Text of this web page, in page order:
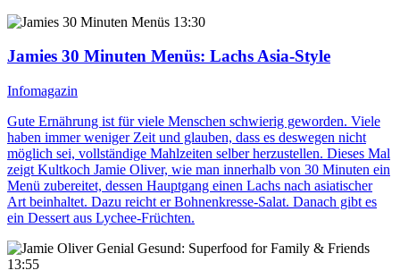
13:30
Jamies 30 Minuten Menüs: Lachs Asia-Style
Infomagazin
Gute Ernährung ist für viele Menschen schwierig geworden. Viele
haben immer weniger Zeit und glauben, dass es deswegen nicht
möglich sei, vollständige Mahlzeiten selber herzustellen. Dieses Mal
zeigt Kultkoch Jamie Oliver, wie man innerhalb von 30 Minuten ein
Menü zubereitet, dessen Hauptgang einen Lachs nach asiatischer
Art beinhaltet. Dazu reicht er Bohnenkresse-Salat. Danach gibt es
ein Dessert aus Lychee-Früchten.
13:55